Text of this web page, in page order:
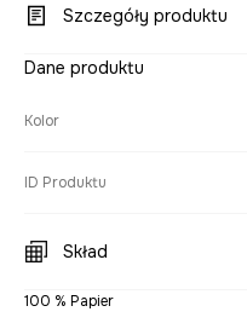
Szczegóły produktu
Dane produktu
Kolor
ID Produktu
Skład
100 % Papier